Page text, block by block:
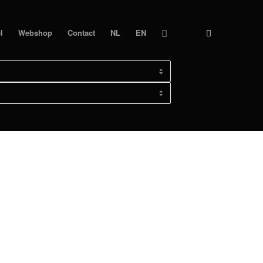
Webshop Contact NL EN